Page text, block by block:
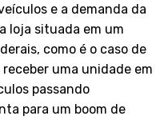
e a demanda da
loja situada em um
como é o caso de
uma unidade em
passando
para um boom de